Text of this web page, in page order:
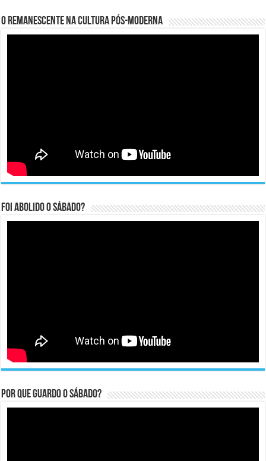
O remanescente na cultura pós-moderna
Foi abolido o sábado?
Por que guardo o Sábado?